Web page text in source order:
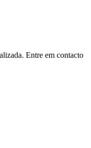
Entre em contacto